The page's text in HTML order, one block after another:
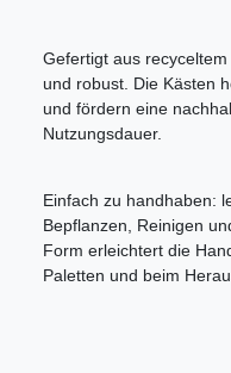
Gefertigt aus
und robust. Die Kästen
und fördern eine
Nutzungsdauer.
Einfach zu handhaben:
Bepflanzen, Reinigen
Form erleichtert die
Paletten und beim